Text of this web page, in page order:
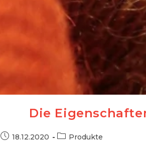
Die
Beitrag18.12.2020
Beitrags-
Produkte